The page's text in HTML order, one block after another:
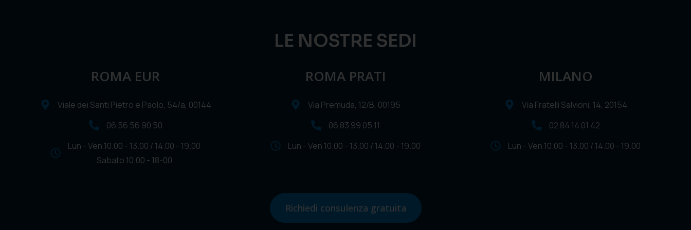
LE NOSTRE SEDI
ROMA EUR
Viale dei Santi Pietro e Paolo, 54/a, 00144
06 56 56 90 50
Lun - Ven 10.00 - 13.00 / 14.00 - 19.00
Sabato 10.00 - 18-00
ROMA PRATI
Via Premuda, 12/B, 00195
06 83 99 05 11
Lun - Ven 10.00 - 13.00 / 14.00 - 19.00
MILANO
Via Fratelli Salvioni, 14, 20154
02 84 14 01 42
Lun - Ven 10.00 - 13.00 / 14.00 - 19.00
Richiedi consulenza gratuita